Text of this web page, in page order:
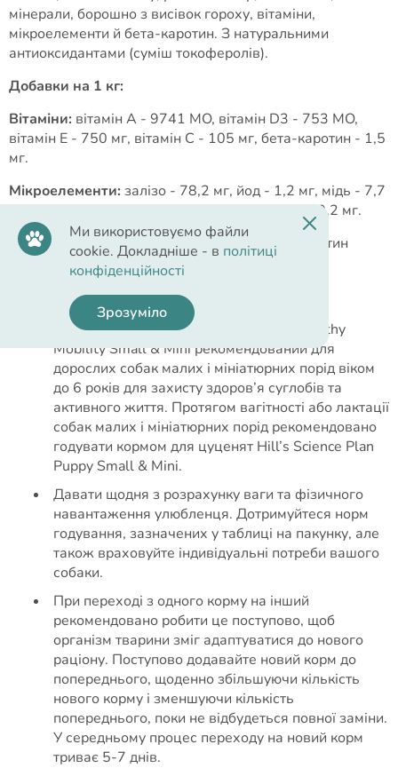
мінерали, борошно з висівок гороху, вітаміни,
мікроелементи й бета-каротин. З натуральними
антиоксидантами (суміш токоферолів).
Добавки на 1 кг:
Вітаміни: вітамін А - 9741 МO, вітамін D3 - 753 МO,
вітамін E - 750 мг, вітамін C - 105 мг, бета-каротин - 1,5
мг.
Мікроелементи: залізо - 78,2 мг, йод - 1,2 мг, мідь - 7,7
мг, марганець - 8,1 мг, цинк - 162 мг, селен - 0,2 мг.
Харчові добавки: глюкозамін - 377 мг, хондроїтин
сульфат - 444 мг.
Рекомендації з годування:
Сухий корм Hill’s Science Plan Adult Healthy
Mobility Small & Mini рекомендований для
дорослих собак малих і мініатюрних порід віком
до 6 років для захисту здоров’я суглобів та
активного життя. Протягом вагітності або лактації
собак малих і мініатюрних порід рекомендовано
годувати кормом для цуценят Hill’s Science Plan
Puppy Small & Mini.
Давати щодня з розрахунку ваги та фізичного
навантаження улюбленця. Дотримуйтеся норм
годування, зазначених у таблиці на пакунку, але
також враховуйте індивідуальні потреби вашого
собаки.
При переході з одного корму на інший
рекомендовано робити це поступово, щоб
організм тварини зміг адаптуватися до нового
раціону. Поступово додавайте новий корм до
попереднього, щоденно збільшуючи кількість
нового корму і зменшуючи кількість
попереднього, поки не відбудеться повної заміни.
У середньому процес переходу на новий корм
триває 5-7 днів.
Ми використовуємо файли
cookie. Докладніше - в політиці
конфіденційності
Зрозуміло